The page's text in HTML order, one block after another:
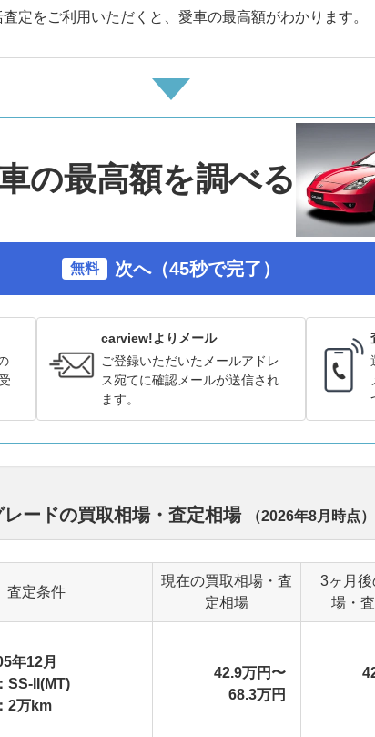
査定をご利用いただくと、愛車の最高額がわかります。
の最高額を調べる
無料 次へ（45秒で完了）
carview!よりメール
ご登録いただいたメールアドレ
ス宛てに確認メールが送信され
ます。
ードの買取相場・査定相場 （2026年8月 時点）
査定条件
現在の買取相場・査
定相場
3ヶ月
場・
年12月
SS-II(MT)
2万km
42.9万円〜
68.3万円